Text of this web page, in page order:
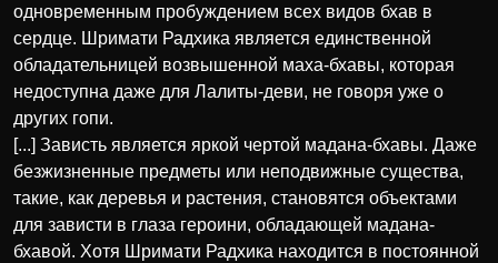
одновременным пробуждением всех видов бхав в
сердце. Шримати Радхика является единственной
обладательницей возвышенной маха-бхавы, которая
недоступна даже для Лалиты-деви, не говоря уже о
других гопи.
[...] Зависть является яркой чертой мадана-бхавы. Даже
безжизненные предметы или неподвижные существа,
такие, как деревья и растения, становятся объектами
для зависти в глаза героини, обладающей мадана-
бхавой. Хотя Шримати Радхика находится в постоянной